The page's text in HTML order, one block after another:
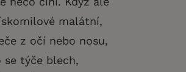
malátní,
z očí nebo nosu,
se týče blech,